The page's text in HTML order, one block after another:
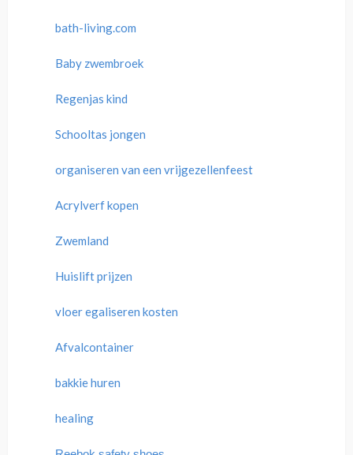
bath-living.com
Baby zwembroek
Regenjas kind
Schooltas jongen
organiseren van een vrijgezellenfeest
Acrylverf kopen
Zwemland
Huislift prijzen
vloer egaliseren kosten
Afvalcontainer
bakkie huren
healing